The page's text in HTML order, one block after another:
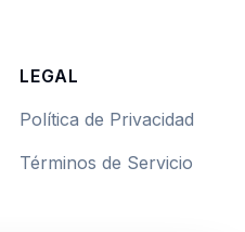
LEGAL
Política de Privacidad
Términos de Servicio